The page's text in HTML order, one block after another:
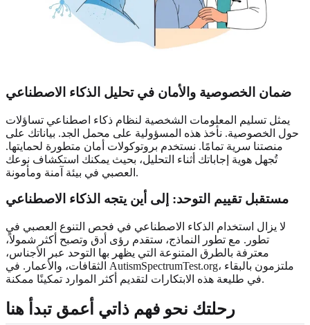
ضمان الخصوصية والأمان في تحليل الذكاء الاصطناعي
يمثل تسليم المعلومات الشخصية لنظام ذكاء اصطناعي تساؤلات
حول الخصوصية. نأخذ هذه المسؤولية على محمل الجد. بياناتك على
منصتنا سرية تمامًا. نستخدم بروتوكولات أمان متطورة لحمايتها.
تُجهل هوية إجاباتك أثناء التحليل، بحيث يمكنك استكشاف نوعك
العصبي في بيئة آمنة ومأمونة.
مستقبل تقييم التوحد: إلى أين يتجه الذكاء الاصطناعي
لا يزال استخدام الذكاء الاصطناعي في فحص التنوع العصبي في
تطور. مع تطور النماذج، ستقدم رؤى أدق وتصبح أكثر شمولاً،
معترفة بالطرق المتنوعة التي يظهر بها التوحد عبر الأجناس،
الثقافات، والأعمار. في AutismSpectrumTest.org، ملتزمون بالبقاء
في طليعة هذه الابتكارات لتقديم أكثر الموارد تمكينًا ممكنة.
رحلتك نحو فهم ذاتي أعمق تبدأ هنا